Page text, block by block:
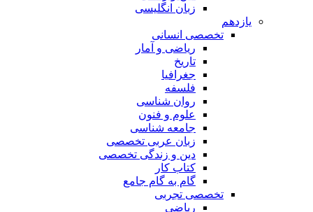
زبان انگلیسی
یازدهم
تخصصی انسانی
ریاضی و آمار
تاریخ
جغرافیا
فلسفه
روان شناسی
علوم و فنون
جامعه شناسی
زبان عربی تخصصی
دین و زندگی تخصصی
کتاب کار
گام به گام جامع
تخصصی تجربی
ریاضی